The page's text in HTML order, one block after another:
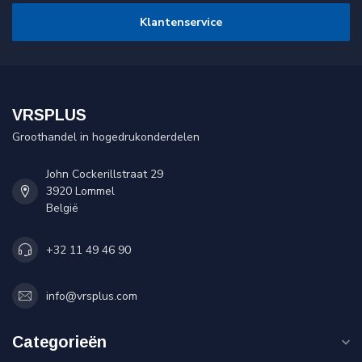
Klantenservice
VRSPLUS
Groothandel in hogedrukonderdelen
John Cockerillstraat 29
3920 Lommel
België
+32 11 49 46 90
info@vrsplus.com
Categorieën